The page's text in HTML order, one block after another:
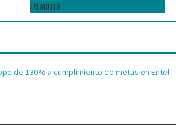
FALABELLA
de 130% a cumplimiento de metas en Entel –